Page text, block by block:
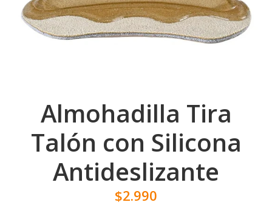
Almohadilla Tira
Talón con Silicona
Antideslizante
$2.990